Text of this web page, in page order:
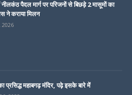
नीलकंठ पैदल मार्ग पर परिजनों से बिछड़े 2 मासूमों का
ने कराया मिलन
2026
प्रसिद्ध महाबगढ़ मंदिर, पढ़े इसके बारे में